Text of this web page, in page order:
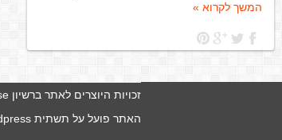
המשך לקרוא »
זכויות היוצרים לאתר ברשיון
האתר פועל על תשתית